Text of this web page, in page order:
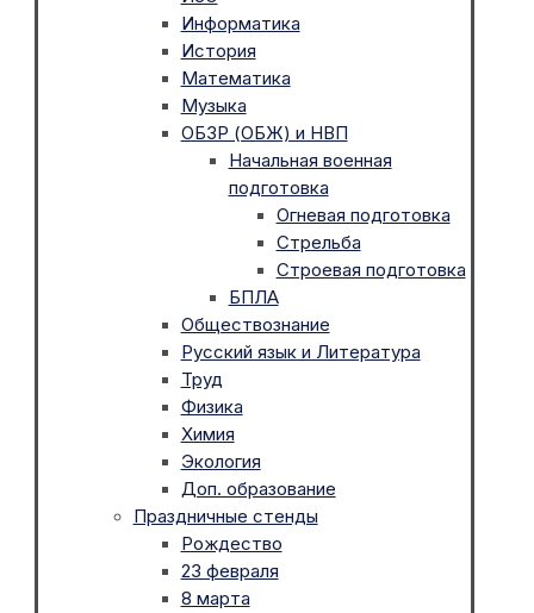
Информатика
История
Математика
Музыка
ОБЗР (ОБЖ) и НВП
Начальная военная
подготовка
Огневая подготовка
Стрельба
Строевая подготовка
БПЛА
Обществознание
Русский язык и Литература
Труд
Физика
Химия
Экология
Доп. образование
Праздничные стенды
Рождество
23 февраля
8 марта